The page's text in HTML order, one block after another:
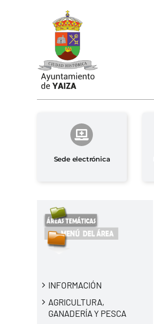
Sede electrónica
INFORMACIÓN
AGRICULTURA,
GANADERÍA Y PESCA